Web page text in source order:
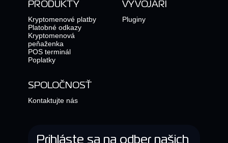
PRODUKTY
Kryptomenové platby
Platobné odkazy
Kryptomenová
peňaženka
POS terminál
Poplatky
VÝVOJÁRI
Pluginy
SPOLOČNOSŤ
Kontaktujte nás
Prihláste sa na odber našich